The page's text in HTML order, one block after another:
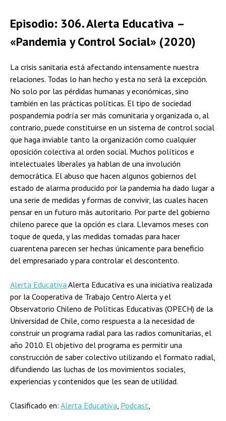
Episodio: 306. Alerta Educativa –
«Pandemia y Control Social» (2020)
La crisis sanitaria está afectando intensamente nuestra
relaciones. Todas lo han hecho y esta no será la excepción.
No solo por las pérdidas humanas y económicas, sino
también en las prácticas políticas. El tipo de sociedad
pospandemia podría ser más comunitaria y organizada o, al
contrario, puede constituirse en un sistema de control social
que haga inviable tanto la organización como cualquier
oposición colectiva al orden social. Muchos políticos e
intelectuales liberales ya hablan de una involución
democrática. El abuso que hacen algunos gobiernos del
estado de alarma producido por la pandemia ha dado lugar a
una serie de medidas y formas de convivir, las cuales hacen
pensar en un futuro más autoritario. Por parte del gobierno
chileno parece que la opción es clara. Llevamos meses con
toque de queda, y las medidas tomadas para hacer
cuarentena parecen ser hechas únicamente para beneficio
del empresariado y para controlar el descontento.
Alerta EducativaAlerta Educativa es una iniciativa realizada
por la Cooperativa de Trabajo Centro Alerta y el
Observatorio Chileno de Políticas Educativas (OPECH) de la
Universidad de Chile, como respuesta a la necesidad de
construir un programa radial para las radios comunitarias, el
año 2010. El objetivo del programa es permitir una
construcción de saber colectivo utilizando el formato radial,
difundiendo las luchas de los movimientos sociales,
experiencias y contenidos que les sean de utilidad.
Clasificado en: Alerta Educativa, Podcast,